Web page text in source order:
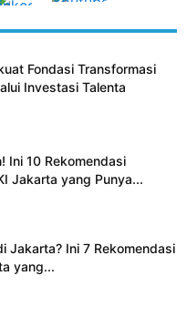
Fondasi Transformasi
Investasi Talenta
Ini 10 Rekomendasi
Jakarta yang Punya...
Jakarta? Ini 7 Rekomendasi
yang...